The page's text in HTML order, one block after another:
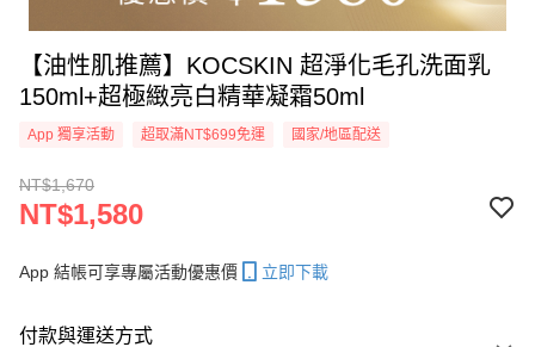
【油性肌推薦】KOCSKIN 超淨化毛孔洗面乳
150ml+超極緻亮白精華凝霜50ml
App 獨享活動 超取滿NT$699免運 國家/地區配送
NT$1,670
NT$1,580
App 結帳可享專屬活動優惠價 立即下載
付款與運送方式